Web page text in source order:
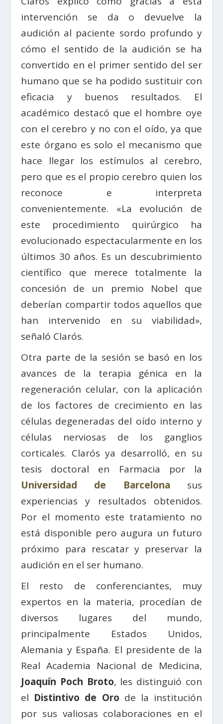
intervención se da o devuelve la
audición al paciente sordo profundo y
cómo el sentido de la audición se ha
convertido en el primer sentido del ser
humano que se ha podido sustituir con
eficacia y buenos resultados. El
académico destacó que el hombre oye
con el cerebro y no con el oído, ya que
este órgano es solo el mecanismo que
hace llegar los estímulos al cerebro,
pero que es el propio cerebro quien los
reconoce e interpreta
convenientemente. «La evolución de
este procedimiento quirúrgico ha
evolucionado espectacularmente en los
últimos 30 años. Es un descubrimiento
científico que merece totalmente la
concesión de un premio Nobel que
deberían compartir todos aquellos que
han intervenido en su viabilidad»,
señaló Clarós.
Otra parte de la sesión se basó en los
avances de la terapia génica en la
regeneración celular, con la aplicación
de los factores de crecimiento en las
células degeneradas del oído interno y
células nerviosas de los ganglios
corticales. Clarós ya desarrolló, en su
tesis doctoral en Farmacia por la
Universidad de Barcelona sus
experiencias y resultados obtenidos.
Por el momento este tratamiento no
está disponible pero augura un futuro
próximo para rescatar y preservar la
audición en el ser humano.
El resto de conferenciantes, muy
expertos en la materia, procedían de
diversos lugares del mundo,
principalmente Estados Unidos,
Alemania y España. El presidente de la
Real Academia Nacional de Medicina,
Joaquín Poch Broto, les distinguió con
el Distintivo de Oro de la institución
por sus valiosas colaboraciones en el